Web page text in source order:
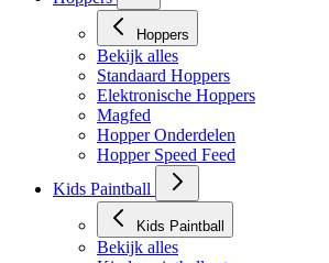
Hoppers
Hoppers
Bekijk alles
Standaard Hoppers
Elektronische Hoppers
Magfed
Hopper Onderdelen
Hopper Speed Feed
Kids Paintball
Kids Paintball